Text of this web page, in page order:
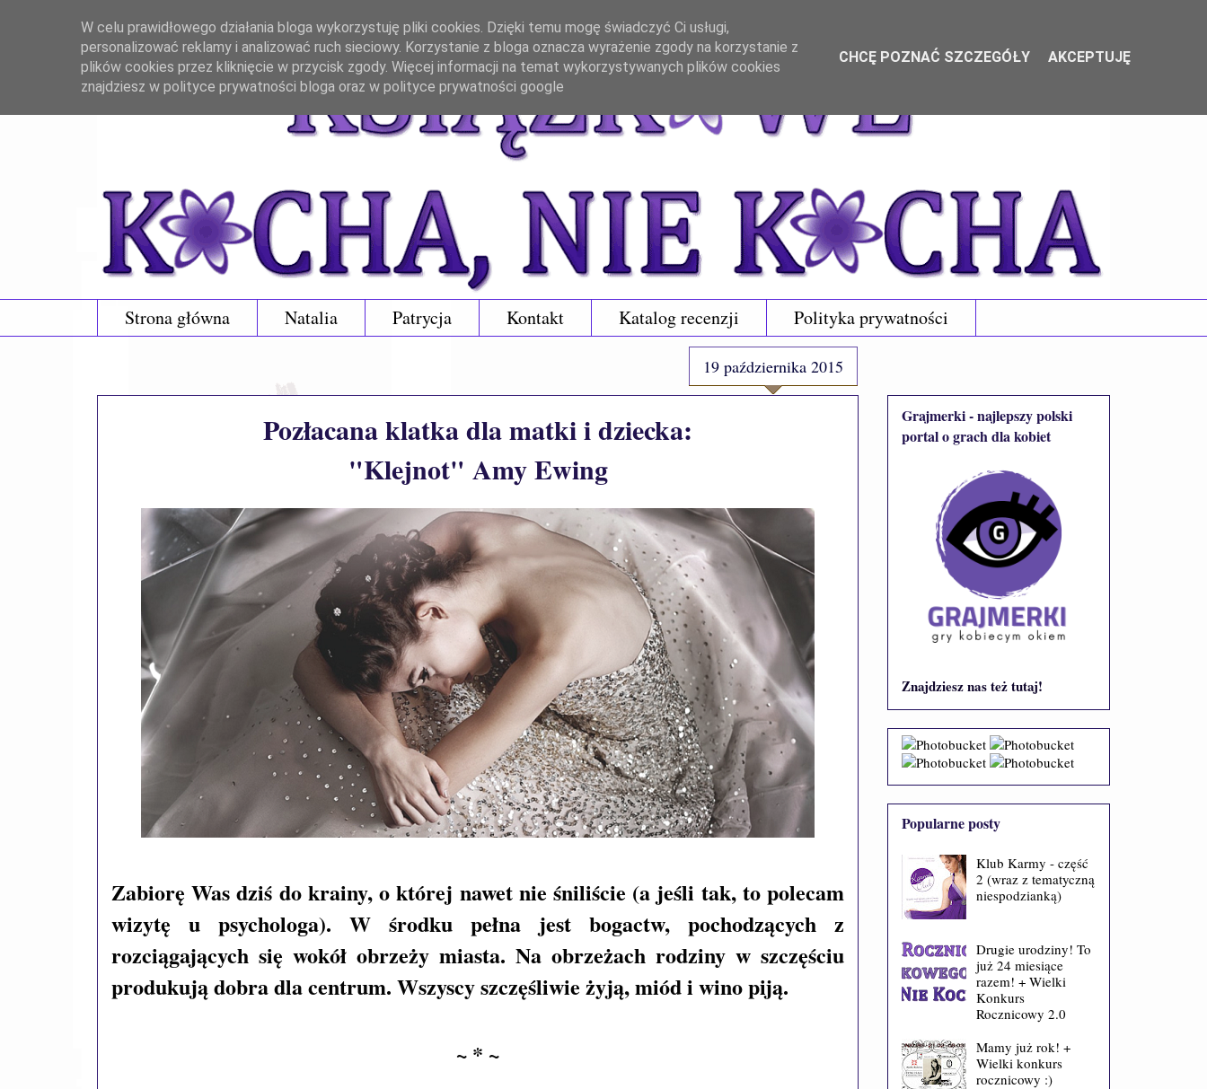
Strona główna Natalia Patrycja Kontakt Katalog recenzji Polityka prywatności
19 października 2015
Pozłacana klatka dla matki i dziecka:
"Klejnot" Amy Ewing
Zabiorę Was dziś do krainy, o której nawet nie śniliście (a jeśli tak, to polecam
wizytę u psychologa). W środku pełna jest bogactw, pochodzących z
rozciągających się wokół obrzeży miasta. Na obrzeżach rodziny w szczęściu
produkują dobra dla centrum. Wszyscy szczęśliwie żyją, miód i wino piją.
~ * ~
Grajmerki - najlepszy polski
portal o grach dla kobiet
Znajdziesz nas też tutaj!
Popularne posty
Klub Karmy - część
2 (wraz z tematyczną
niespodzianką)
Drugie urodziny! To
już 24 miesiące
razem! + Wielki
Konkurs
Rocznicowy 2.0
Mamy już rok! +
Wielki konkurs
rocznicowy :)
W celu prawidłowego działania bloga wykorzystuję pliki cookies. Dzięki temu mogę świadczyć Ci usługi,
personalizować reklamy i analizować ruch sieciowy. Korzystanie z bloga oznacza wyrażenie zgody na korzystanie z
plików cookies przez kliknięcie w przycisk zgody. Więcej informacji na temat wykorzystywanych plików cookies
znajdziesz w polityce prywatności bloga oraz w polityce prywatności google
CHCĘ POZNAĆ SZCZEGÓŁY AKCEPTUJĘ